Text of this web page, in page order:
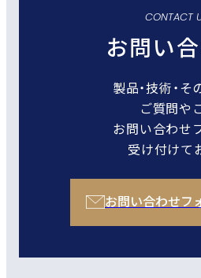
CONTACT
お問い
製品・技術・
ご質問や
お問い合わせ
受け付けて
お問い合わせフ